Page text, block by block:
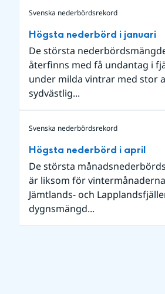
Svenska nederbördsrekord
Högsta nederbörd i januari
De största
återfinns med få undantag i
under milda vintrar med stor
sydvästlig...
Svenska nederbördsrekord
Högsta nederbörd i april
De största
är liksom för
Jämtlands- och
dygnsmängd...